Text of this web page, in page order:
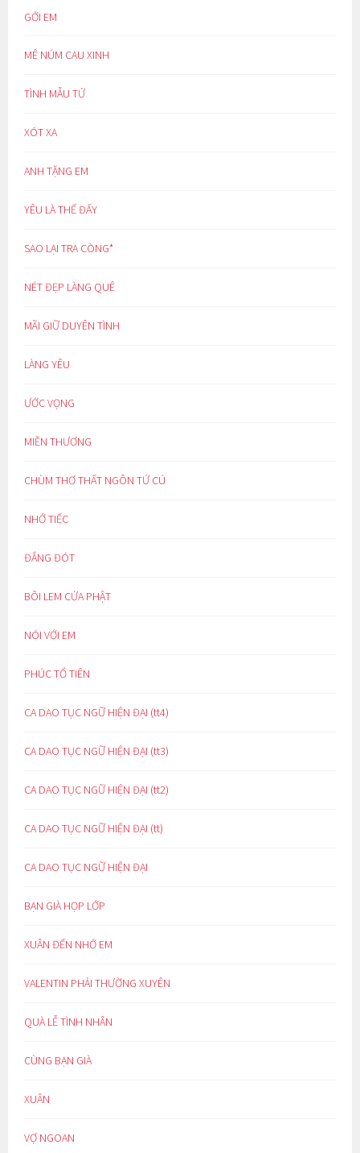
GỞI EM
MÊ NÚM CAU XINH
TÌNH MẪU TỬ
XÓT XA
ANH TẶNG EM
YÊU LÀ THẾ ĐẤY
SAO LẠI TRA CÒNG*
NÉT ĐẸP LÀNG QUÊ
MÃI GIỮ DUYÊN TÌNH
LÀNG YÊU
ƯỚC VỌNG
MIỀN THƯƠNG
CHÙM THƠ THẤT NGÔN TỨ CÚ
NHỚ TIẾC
ĐẮNG ĐÓT
BÔI LEM CỬA PHẬT
NÓI VỚI EM
PHÚC TỔ TIÊN
CA DAO TỤC NGỮ HIỆN ĐẠI (tt4)
CA DAO TỤC NGỮ HIỆN ĐẠI (tt3)
CA DAO TỤC NGỮ HIỆN ĐẠI (tt2)
CA DAO TỤC NGỮ HIỆN ĐẠI (tt)
CA DAO TỤC NGỮ HIỆN ĐẠI
BẠN GIÀ HỌP LỚP
XUÂN ĐẾN NHỚ EM
VALENTIN PHẢI THƯỜNG XUYÊN
QUÀ LỄ TÌNH NHÂN
CÙNG BẠN GIÀ
XUÂN
VỢ NGOAN